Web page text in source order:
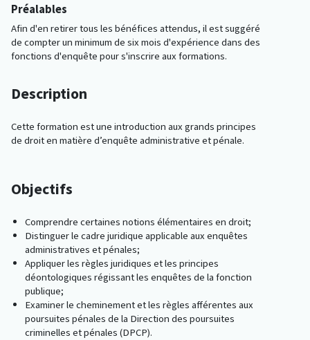
Préalables
Afin d'en retirer tous les bénéfices attendus, il est suggéré
de compter un minimum de six mois d'expérience dans des
fonctions d'enquête pour s'inscrire aux formations.
Description
Cette formation est une introduction aux grands principes
de droit en matière d’enquête administrative et pénale.
Objectifs
Comprendre certaines notions élémentaires en droit;
Distinguer le cadre juridique applicable aux enquêtes
administratives et pénales;
Appliquer les règles juridiques et les principes
déontologiques régissant les enquêtes de la fonction
publique;
Examiner le cheminement et les règles afférentes aux
poursuites pénales de la Direction des poursuites
criminelles et pénales (DPCP).